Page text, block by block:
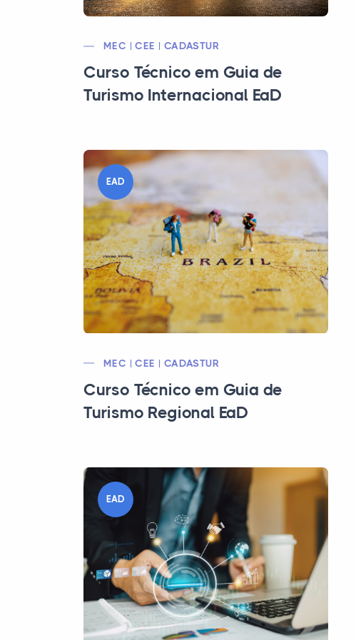
MEC | CEE | CADASTUR
Curso Técnico em Guia de
Turismo Internacional EaD
EAD
MEC | CEE | CADASTUR
Curso Técnico em Guia de
Turismo Regional EaD
EAD